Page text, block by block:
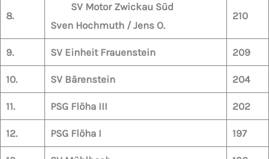
8.
SV Motor Zwickau Süd
Sven Hochmuth / Jens O.
210
9. SV Einheit Frauenstein 209
10. SV Bärenstein 204
11. PSG Flöha III 202
12. PSG Flöha I 197